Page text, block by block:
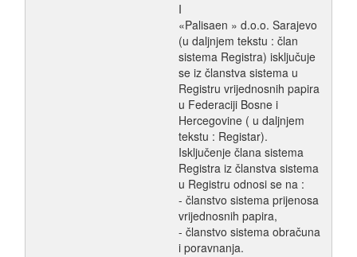
I
«Palisaen » d.o.o. Sarajevo
(u daljnjem tekstu : član
sistema Registra) isključuje
se iz članstva sistema u
Registru vrijednosnih papira
u Federaciji Bosne i
Hercegovine ( u daljnjem
tekstu : Registar).
Isključenje člana sistema
Registra iz članstva sistema
u Registru odnosi se na :
- članstvo sistema prijenosa
vrijednosnih papira,
- članstvo sistema obračuna
i poravnanja.